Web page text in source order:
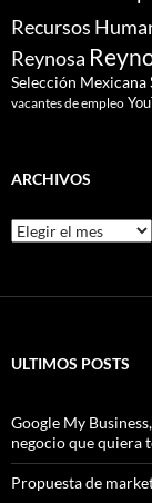
Recursos
Reynosa
Selección Mexicana
vacantes de empleo
ARCHIVOS
Archivos
ULTIMOS POSTS
Google My
negocio que quiera
Propuesta de